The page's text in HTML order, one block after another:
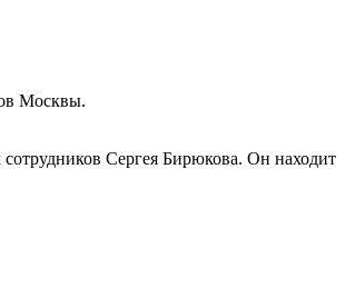
Москвы.
Сергея Бирюкова. Он находит